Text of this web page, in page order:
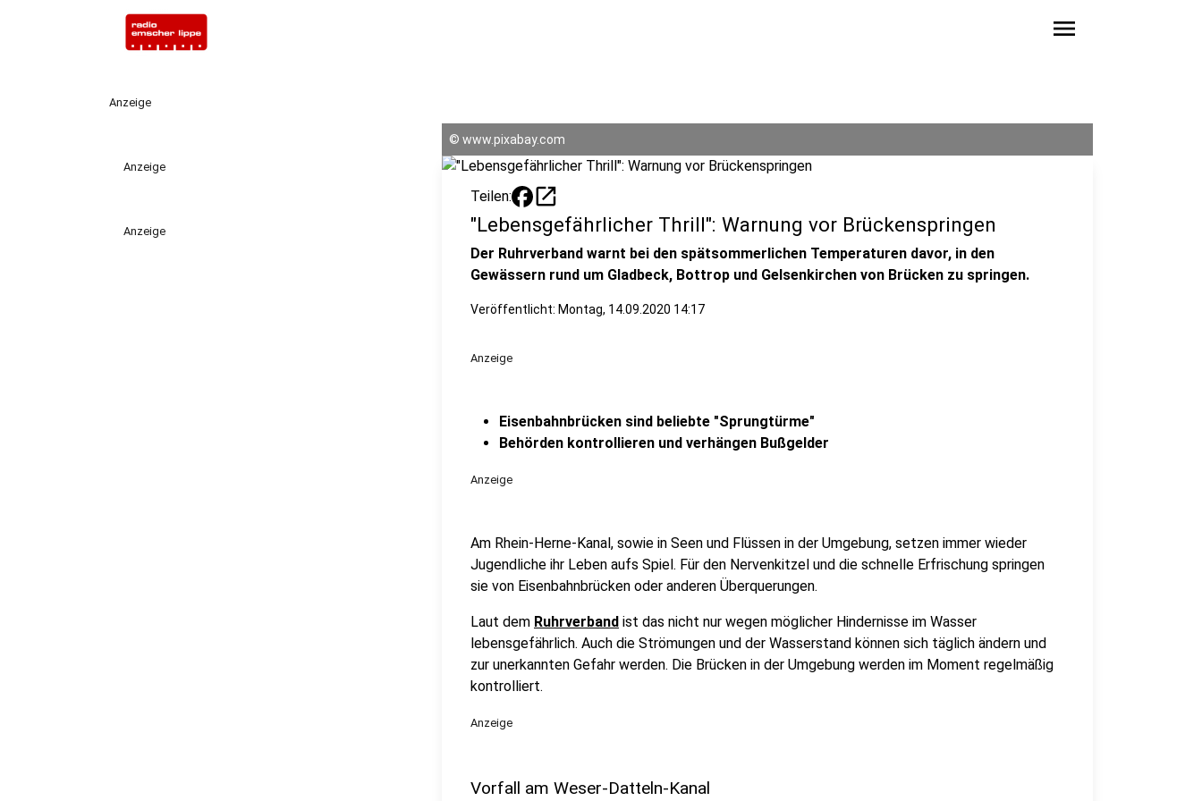
menu
Anzeige
Anzeige
Anzeige
© www.pixabay.com
Teilen: open_in_new
"Lebensgefährlicher Thrill": Warnung vor Brückenspringen
Der Ruhrverband warnt bei den spätsommerlichen Temperaturen davor, in den
Gewässern rund um Gladbeck, Bottrop und Gelsenkirchen von Brücken zu springen.
Veröffentlicht: Montag, 14.09.2020 14:17
Anzeige
Eisenbahnbrücken sind beliebte "Sprungtürme"
Behörden kontrollieren und verhängen Bußgelder
Anzeige
Am Rhein-Herne-Kanal, sowie in Seen und Flüssen in der Umgebung, setzen immer wieder
Jugendliche ihr Leben aufs Spiel. Für den Nervenkitzel und die schnelle Erfrischung springen
sie von Eisenbahnbrücken oder anderen Überquerungen.
Laut dem Ruhrverband ist das nicht nur wegen möglicher Hindernisse im Wasser
lebensgefährlich. Auch die Strömungen und der Wasserstand können sich täglich ändern und
zur unerkannten Gefahr werden. Die Brücken in der Umgebung werden im Moment regelmäßig
kontrolliert.
Anzeige
Vorfall am Weser-Datteln-Kanal